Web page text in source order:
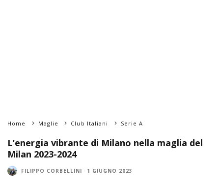
Home Maglie Club Italiani Serie A
L’energia vibrante di Milano nella maglia del
Milan 2023-2024
FILIPPO CORBELLINI · 1 GIUGNO 2023